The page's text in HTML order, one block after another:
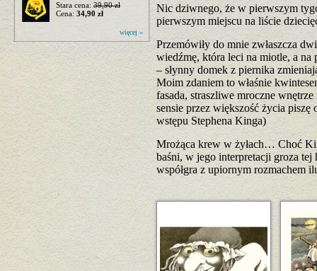
Stara cena: 39,90 zł
Cena: 34,90 zł
więcej »
Nic dziwnego, że w pierwszym
pierwszym miejscu na liście
Przemówiły do mnie zwłaszcza
wiedźmę, która leci na miotle, a
– słynny domek z piernika
Moim zdaniem to właśnie
fasada, straszliwe mroczne
sensie przez większość życia piszę
wstępu Stephena Kinga)
Mrożąca krew w żyłach… Choć
baśni, w jego interpretacji groza tej
współgra z upiornym rozmachem